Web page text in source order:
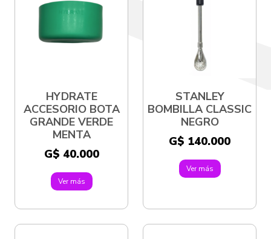
HYDRATE
ACCESORIO BOTA
GRANDE VERDE
MENTA
G$ 40.000
Ver más
STANLEY
BOMBILLA CLASSIC
NEGRO
G$ 140.000
Ver más